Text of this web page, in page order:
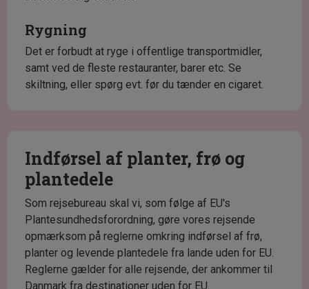
Rygning
Det er forbudt at ryge i offentlige transportmidler,
samt ved de fleste restauranter, barer etc. Se
skiltning, eller spørg evt. før du tænder en cigaret.
Indførsel af planter, frø og
plantedele
Som rejsebureau skal vi, som følge af EU's
Plantesundhedsforordning, gøre vores rejsende
opmærksom på reglerne omkring indførsel af frø,
planter og levende plantedele fra lande uden for EU.
Reglerne gælder for alle rejsende, der ankommer til
Danmark fra destinationer uden for EU.